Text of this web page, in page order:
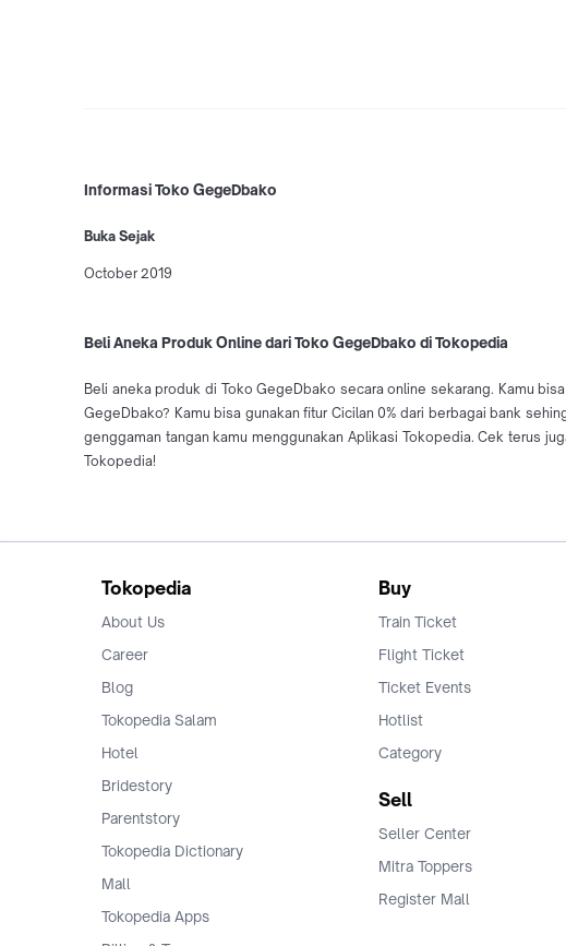
Informasi Toko GegeDbako
Buka Sejak
October 2019
Beli Aneka Produk Online dari Toko GegeDbako di Tokopedia
Beli aneka produk di Toko GegeDbako secara online sekarang. Kamu
GegeDbako? Kamu bisa gunakan fitur Cicilan 0% dari berbagai bank
genggaman tangan kamu menggunakan Aplikasi Tokopedia. Cek terus
Tokopedia!
Tokopedia
About Us
Career
Blog
Tokopedia Salam
Hotel
Bridestory
Parentstory
Tokopedia Dictionary
Mall
Tokopedia Apps
Buy
Train Ticket
Flight Ticket
Ticket Events
Hotlist
Category
Sell
Seller Center
Mitra Toppers
Register Mall